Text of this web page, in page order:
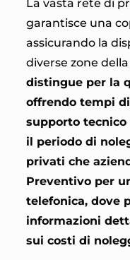
La vasta rete di
garantisce una
assicurando la
diverse zone
distingue per la
offrendo tempi
supporto
il periodo di
privati che
Preventivo per
telefonica, dove
informazioni
sui costi di